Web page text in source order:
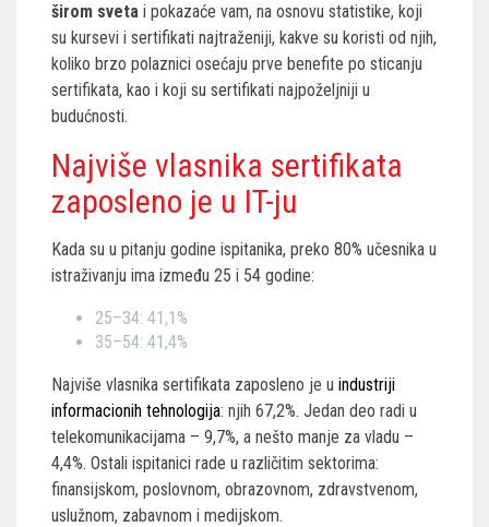
širom sveta i pokazaće vam, na osnovu statistike, koji
su kursevi i sertifikati najtraženiji, kakve su koristi od njih,
koliko brzo polaznici osećaju prve benefite po sticanju
sertifikata, kao i koji su sertifikati najpoželjniji u
budućnosti.
Najviše vlasnika sertifikata
zaposleno je u IT-ju
Kada su u pitanju godine ispitanika, preko 80% učesnika u
istraživanju ima između 25 i 54 godine:
25–34: 41,1%
35–54: 41,4%
Najviše vlasnika sertifikata zaposleno je u industriji
informacionih tehnologija: njih 67,2%. Jedan deo radi u
telekomunikacijama – 9,7%, a nešto manje za vladu –
4,4%. Ostali ispitanici rade u različitim sektorima:
finansijskom, poslovnom, obrazovnom, zdravstvenom,
uslužnom, zabavnom i medijskom.